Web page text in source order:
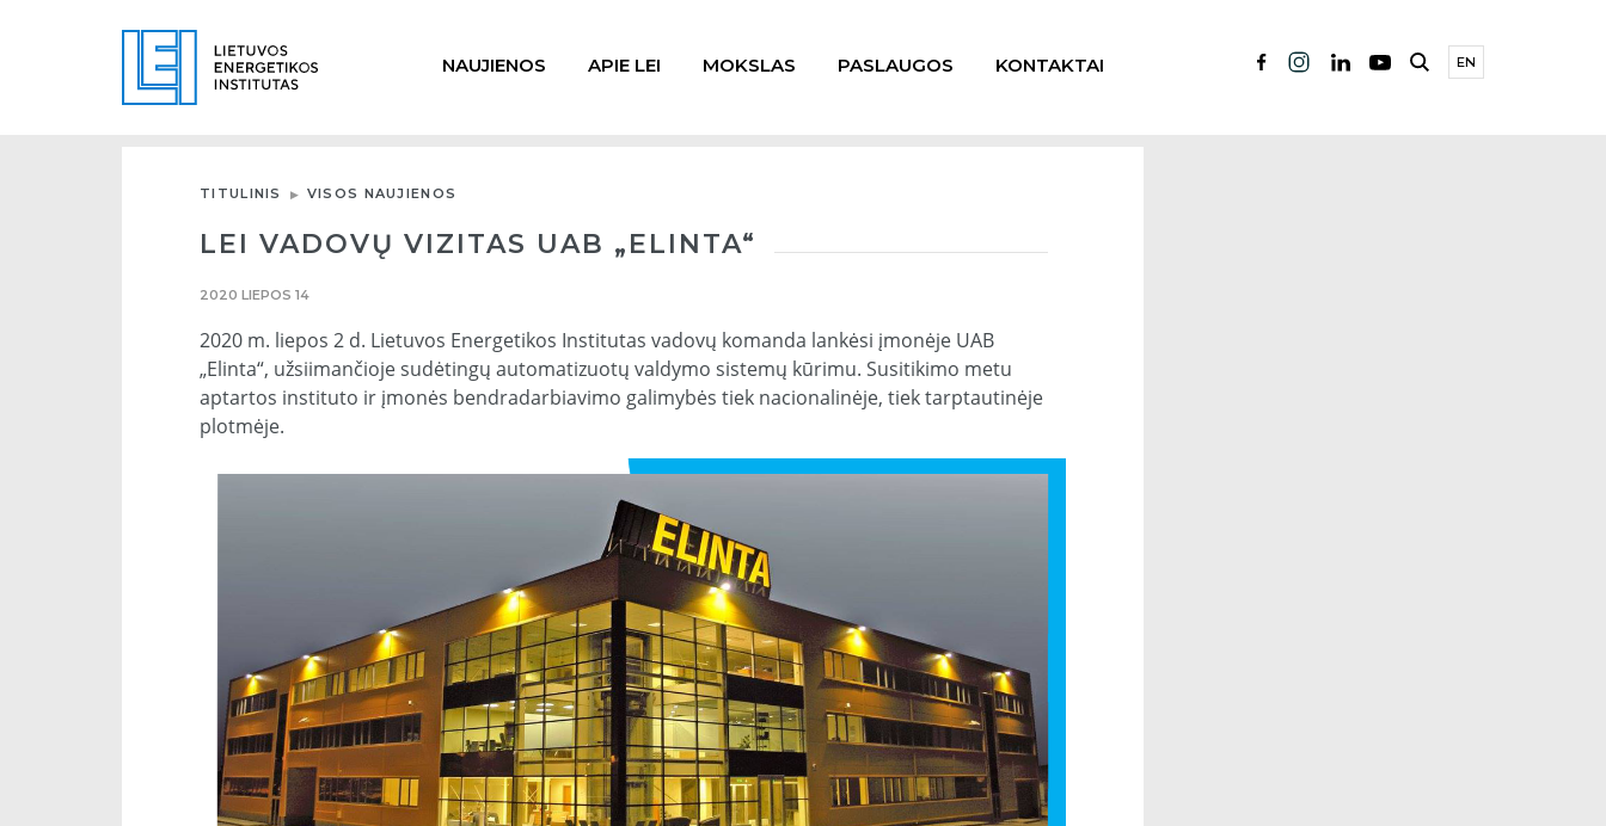
NAUJIENOS APIE LEI MOKSLAS PASLAUGOS KONTAKTAI EN
TITULINIS VISOS NAUJIENOS
LEI VADOVŲ VIZITAS UAB „ELINTA“
2020 LIEPOS 14
2020 m. liepos 2 d. Lietuvos Energetikos Institutas vadovų komanda lankėsi įmonėje UAB
„Elinta“, užsiimančioje sudėtingų automatizuotų valdymo sistemų kūrimu. Susitikimo metu
aptartos instituto ir įmonės bendradarbiavimo galimybės tiek nacionalinėje, tiek tarptautinėje
plotmėje.